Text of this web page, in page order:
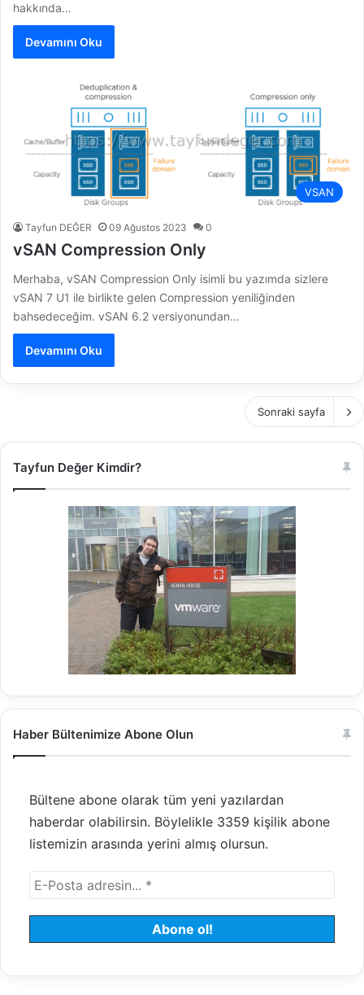
hakkında…
Devamını Oku
VSAN
Tayfun DEĞER 09 Ağustos 2023 0
vSAN Compression Only
Merhaba, vSAN Compression Only isimli bu yazımda sizlere
vSAN 7 U1 ile birlikte gelen Compression yeniliğinden
bahsedeceğim. vSAN 6.2 versiyonundan…
Devamını Oku
Sonraki sayfa
Tayfun Değer Kimdir?
Haber Bültenimize Abone Olun
Bültene abone olarak tüm yeni yazılardan
haberdar olabilirsin. Böylelikle 3359 kişilik abone
listemizin arasında yerini almış olursun.